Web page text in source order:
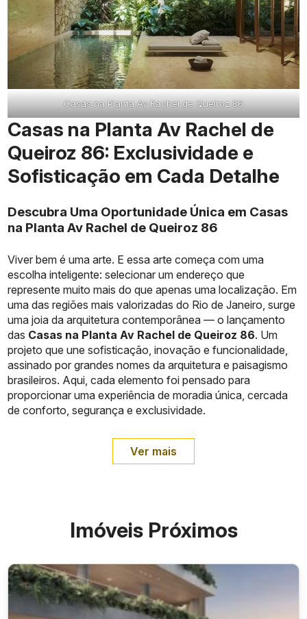
Casas na Planta Av Rachel de Queiroz 86
Casas na Planta Av Rachel de
Queiroz 86: Exclusividade e
Sofisticação em Cada Detalhe
Descubra Uma Oportunidade Única em Casas
na Planta Av Rachel de Queiroz 86
Viver bem é uma arte. E essa arte começa com uma
escolha inteligente: selecionar um endereço que
represente muito mais do que apenas uma localização. Em
uma das regiões mais valorizadas do Rio de Janeiro, surge
uma joia da arquitetura contemporânea — o lançamento
das Casas na Planta Av Rachel de Queiroz 86. Um
projeto que une sofisticação, inovação e funcionalidade,
assinado por grandes nomes da arquitetura e paisagismo
brasileiros. Aqui, cada elemento foi pensado para
proporcionar uma experiência de moradia única, cercada
de conforto, segurança e exclusividade.
Ver mais
Imóveis Próximos